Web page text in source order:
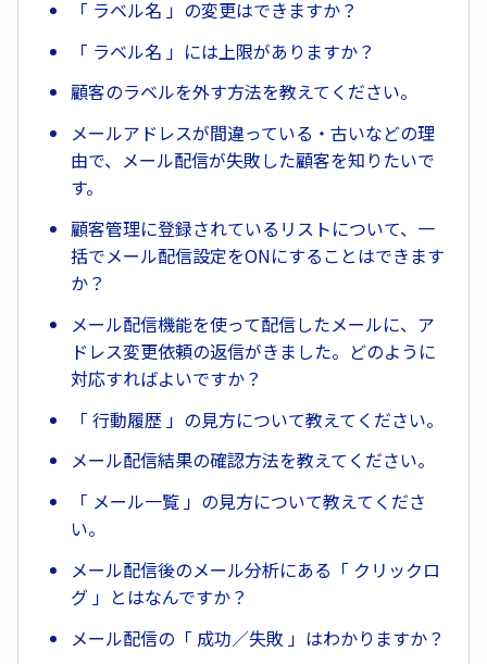
「 ラベル名 」の変更はできますか？
「 ラベル名 」には上限がありますか？
顧客のラベルを外す方法を教えてください。
メールアドレスが間違っている・古いなどの理
由で、メール配信が失敗した顧客を知りたいで
す。
顧客管理に登録されているリストについて、一
括でメール配信設定をONにすることはできます
か？
メール配信機能を使って配信したメールに、ア
ドレス変更依頼の返信がきました。どのように
対応すればよいですか？
「 行動履歴 」の見方について教えてください。
メール配信結果の確認方法を教えてください。
「 メール一覧 」の見方について教えてくださ
い。
メール配信後のメール分析にある「 クリックロ
グ 」とはなんですか？
メール配信の「 成功／失敗 」はわかりますか？